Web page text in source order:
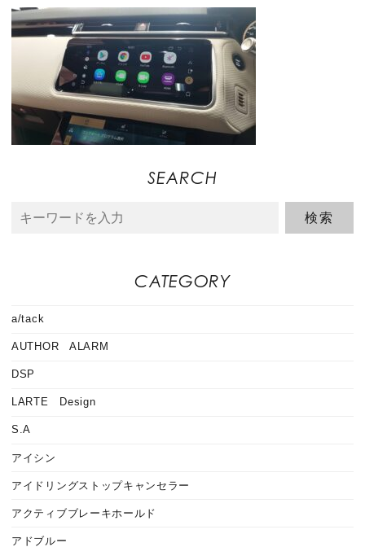
SEARCH
CATEGORY
a/tack
AUTHOR ALARM
DSP
LARTE Design
S.A
アイシン
アイドリングストップキャンセラー
アクティブブレーキホールド
アドブルー